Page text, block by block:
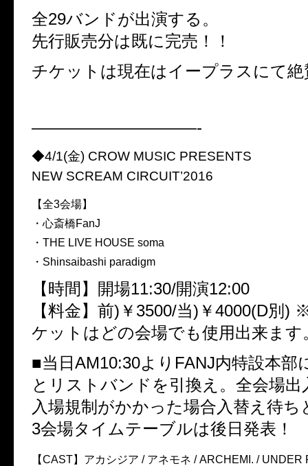
全29バンドが出演する。
先行販売分は既に完売！！
チケットは現在はイープラスにて絶
——————————-
◆4/1(金) CROW MUSIC PRESENTS
NEW SCREAM CIRCUIT’2016
【全3会場】
・心斎橋FanJ
・THE LIVE HOUSE soma
・Shinsaibashi paradigm
【時間】開場11:30/開演12:00
【料金】前)￥3500/当)￥4000(D別)
ケットはどの会場でも使用出来ます
■当日AM10:30よりFANJ内特設本部
とリストバンドを引換え。全会場出
入場規制がかかった場合入替え待ち
3会場タイムテーブルは後日発表！
【CAST】アカシジア / アネモネ / ARCHEMI. / UNDER